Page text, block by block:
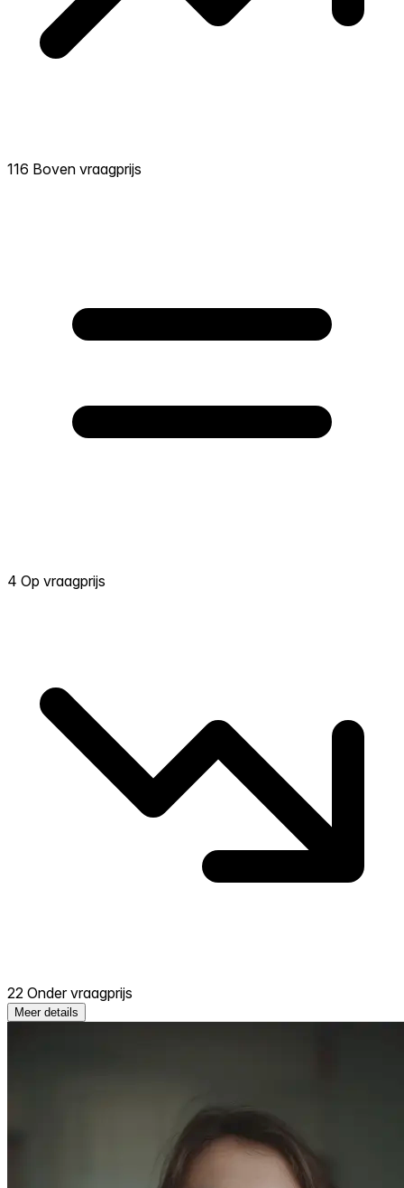
116 Boven vraagprijs
4 Op vraagprijs
22 Onder vraagprijs
Meer details